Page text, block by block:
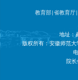
教育部|省教育厅|
地址：
版权所有：安徽师范
院长